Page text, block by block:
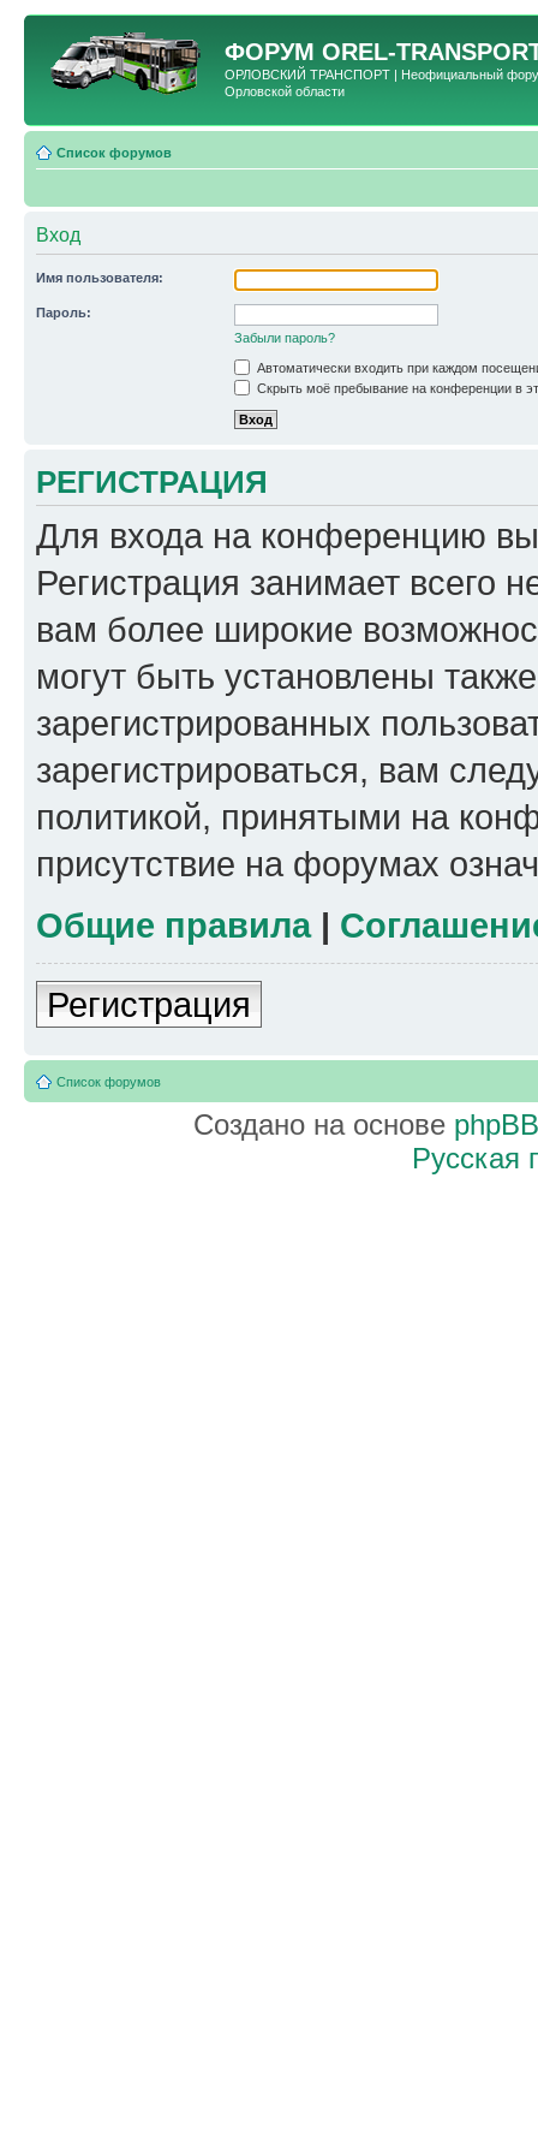
ФОРУМ OREL-
ОРЛОВСКИЙ ТРАНСПОРТ | Неофициальный форум
Орловской области
Список форумов
Вход
Имя пользователя:
Пароль:
Забыли пароль?
Автоматически входить при каждом
Скрыть моё пребывание на конференции в
РЕГИСТРАЦИЯ
Для входа на конференцию
Регистрация занимает всего
вам более широкие
могут быть установлены
зарегистрированных
зарегистрироваться, вам
политикой, принятыми на
присутствие на форумах
Общие правила|
Регистрация
Список форумов
Создано на основе phpBB
Русская